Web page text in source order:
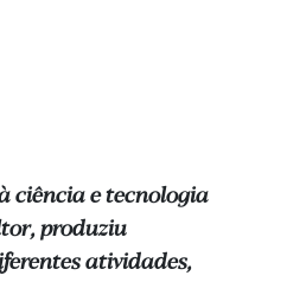
ciência e tecnologia
produziu
atividades,